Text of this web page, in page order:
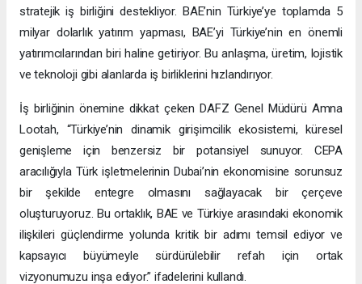
stratejik iş birliğini destekliyor. BAE’nin Türkiye’ye toplamda 5
milyar dolarlık yatırım yapması, BAE’yi Türkiye’nin en önemli
yatırımcılarından biri haline getiriyor. Bu anlaşma, üretim, lojistik
ve teknoloji gibi alanlarda iş birliklerini hızlandırıyor.
İş birliğinin önemine dikkat çeken DAFZ Genel Müdürü Amna
Lootah, “Türkiye’nin dinamik girişimcilik ekosistemi, küresel
genişleme için benzersiz bir potansiyel sunuyor. CEPA
aracılığıyla Türk işletmelerinin Dubai’nin ekonomisine sorunsuz
bir şekilde entegre olmasını sağlayacak bir çerçeve
oluşturuyoruz. Bu ortaklık, BAE ve Türkiye arasındaki ekonomik
ilişkileri güçlendirme yolunda kritik bir adımı temsil ediyor ve
kapsayıcı büyümeyle sürdürülebilir refah için ortak
vizyonumuzu inşa ediyor.” ifadelerini kullandı.